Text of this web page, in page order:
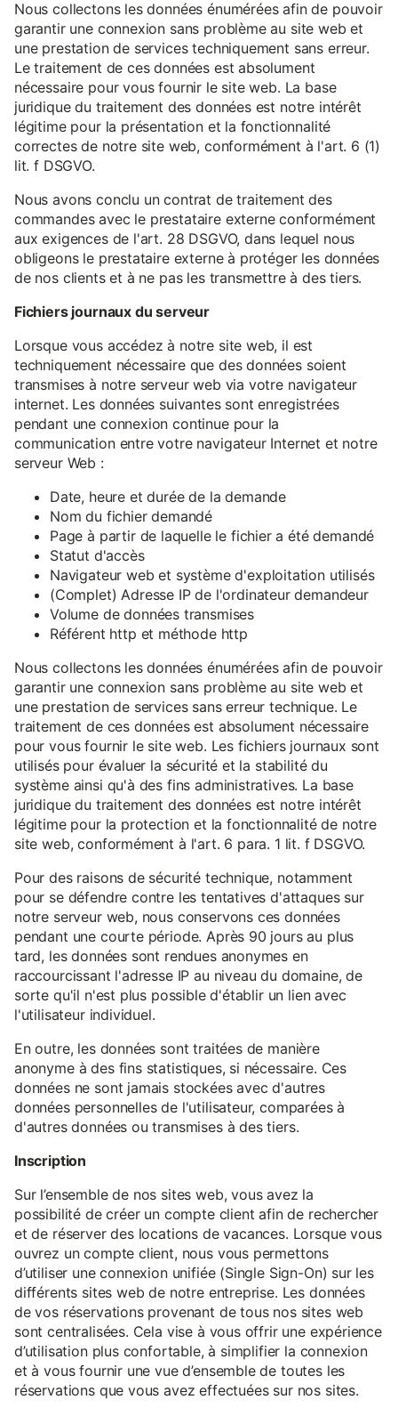
Nous collectons les données énumérées afin de pouvoir
garantir une connexion sans problème au site web et
une prestation de services techniquement sans erreur.
Le traitement de ces données est absolument
nécessaire pour vous fournir le site web. La base
juridique du traitement des données est notre intérêt
légitime pour la présentation et la fonctionnalité
correctes de notre site web, conformément à l'art. 6 (1)
lit. f DSGVO.
Nous avons conclu un contrat de traitement des
commandes avec le prestataire externe conformément
aux exigences de l'art. 28 DSGVO, dans lequel nous
obligeons le prestataire externe à protéger les données
de nos clients et à ne pas les transmettre à des tiers.
Fichiers journaux du serveur
Lorsque vous accédez à notre site web, il est
techniquement nécessaire que des données soient
transmises à notre serveur web via votre navigateur
internet. Les données suivantes sont enregistrées
pendant une connexion continue pour la
communication entre votre navigateur Internet et notre
serveur Web :
Date, heure et durée de la demande
Nom du fichier demandé
Page à partir de laquelle le fichier a été demandé
Statut d'accès
Navigateur web et système d'exploitation utilisés
(Complet) Adresse IP de l'ordinateur demandeur
Volume de données transmises
Référent http et méthode http
Nous collectons les données énumérées afin de pouvoir
garantir une connexion sans problème au site web et
une prestation de services sans erreur technique. Le
traitement de ces données est absolument nécessaire
pour vous fournir le site web. Les fichiers journaux sont
utilisés pour évaluer la sécurité et la stabilité du
système ainsi qu'à des fins administratives. La base
juridique du traitement des données est notre intérêt
légitime pour la protection et la fonctionnalité de notre
site web, conformément à l'art. 6 para. 1 lit. f DSGVO.
Pour des raisons de sécurité technique, notamment
pour se défendre contre les tentatives d'attaques sur
notre serveur web, nous conservons ces données
pendant une courte période. Après 90 jours au plus
tard, les données sont rendues anonymes en
raccourcissant l'adresse IP au niveau du domaine, de
sorte qu'il n'est plus possible d'établir un lien avec
l'utilisateur individuel.
En outre, les données sont traitées de manière
anonyme à des fins statistiques, si nécessaire. Ces
données ne sont jamais stockées avec d'autres
données personnelles de l'utilisateur, comparées à
d'autres données ou transmises à des tiers.
Inscription
Sur l’ensemble de nos sites web, vous avez la
possibilité de créer un compte client afin de rechercher
et de réserver des locations de vacances. Lorsque vous
ouvrez un compte client, nous vous permettons
d’utiliser une connexion unifiée (Single Sign-On) sur les
différents sites web de notre entreprise. Les données
de vos réservations provenant de tous nos sites web
sont centralisées. Cela vise à vous offrir une expérience
d’utilisation plus confortable, à simplifier la connexion
et à vous fournir une vue d’ensemble de toutes les
réservations que vous avez effectuées sur nos sites.